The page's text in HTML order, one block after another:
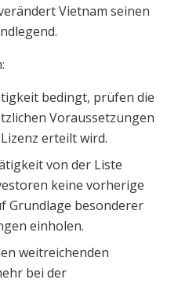
Vietnam seinen
bedingt, prüfen die
Voraussetzungen
erteilt wird.
von der Liste
keine vorherige
Grundlage besonderer
einholen.
weitreichenden
bei der